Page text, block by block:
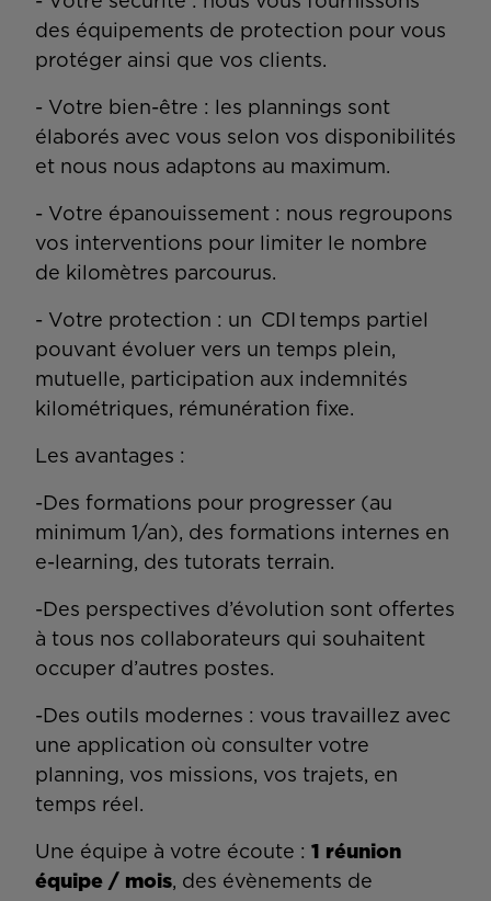
des équipements de protection pour vous
protéger ainsi que vos clients.
- Votre bien-être : les plannings sont
élaborés avec vous selon vos disponibilités
et nous nous adaptons au maximum.
- Votre épanouissement : nous regroupons
vos interventions pour limiter le nombre
de kilomètres parcourus.
- Votre protection : un CDI temps partiel
pouvant évoluer vers un temps plein,
mutuelle, participation aux indemnités
kilométriques, rémunération fixe.
Les avantages :
-Des formations pour progresser (au
minimum 1/an), des formations internes en
e-learning, des tutorats terrain.
-Des perspectives d’évolution sont offertes
à tous nos collaborateurs qui souhaitent
occuper d’autres postes.
-Des outils modernes : vous travaillez avec
une application où consulter votre
planning, vos missions, vos trajets, en
temps réel.
Une équipe à votre écoute : 1 réunion
équipe / mois, des évènements de